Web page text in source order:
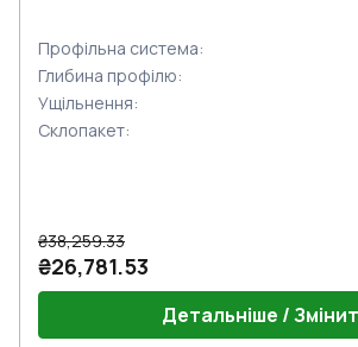
Профільна система:
Глибина профілю:
Ущільнення:
Склопакет:
₴38,259.33
₴26,781.53
Детальніше /